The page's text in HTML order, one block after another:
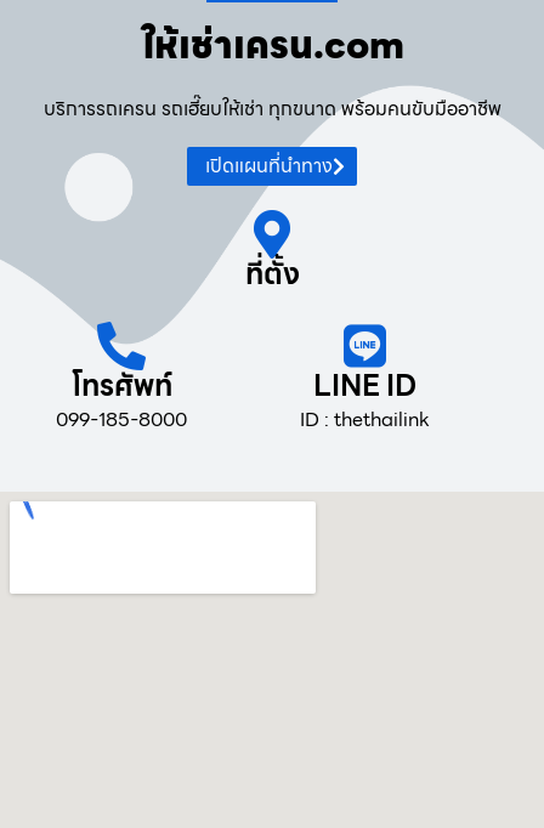
ให้เช่าเครน.com
บริการรถเครน รถเฮี๊ยบให้เช่า ทุกขนาด พร้อมคนขับมืออาชีพ
เปิดแผนที่นำทาง
ที่ตั้ง
โทรศัพท์
099-185-8000
LINE ID
ID : thethailink